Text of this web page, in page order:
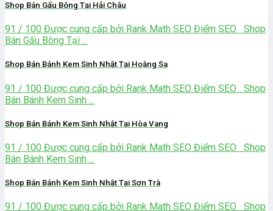
Shop Bán Gấu Bông Tại Hải Châu
91 / 100 Được cung cấp bởi Rank Math SEO Điểm SEO Shop
Bán Gấu Bông Tại ...
Shop Bán Bánh Kem Sinh Nhật Tại Hoàng Sa
91 / 100 Được cung cấp bởi Rank Math SEO Điểm SEO Shop
Bán Bánh Kem Sinh ...
Shop Bán Bánh Kem Sinh Nhật Tại Hòa Vang
91 / 100 Được cung cấp bởi Rank Math SEO Điểm SEO Shop
Bán Bánh Kem Sinh ...
Shop Bán Bánh Kem Sinh Nhật Tại Sơn Trà
91 / 100 Được cung cấp bởi Rank Math SEO Điểm SEO Shop